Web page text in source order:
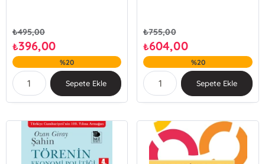
₺495,00
₺396,00
%20
Sepete Ekle
₺755,00
₺604,00
%20
Sepete Ekle